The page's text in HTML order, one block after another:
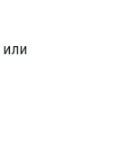
или